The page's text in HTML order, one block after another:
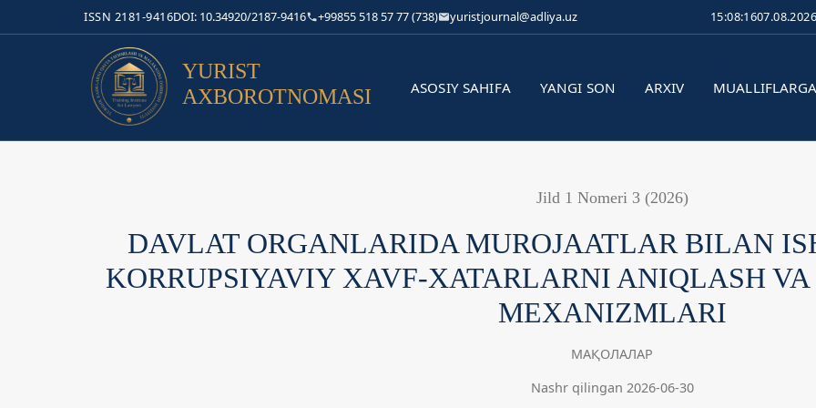
ISSN 2181-9416DOI: 10.34920/2187-9416 +99855 518 57 77 (738) yuristjournal@adliya.uz 15:08:17
YURIST
AXBOROTNOMASI
ASOSIY SAHIFA YANGI SON ARXIV MUALLIFLARGA
Jild 1 Nomeri 3 (2026)
DAVLAT ORGANLARIDA MUROJAATLAR BILAN
KORRUPSIYAVIY XAVF-XATARLARNI ANIQLASH
MEXANIZMLARI
МАҚОЛАЛАР
Nashr qilingan 2026-06-30